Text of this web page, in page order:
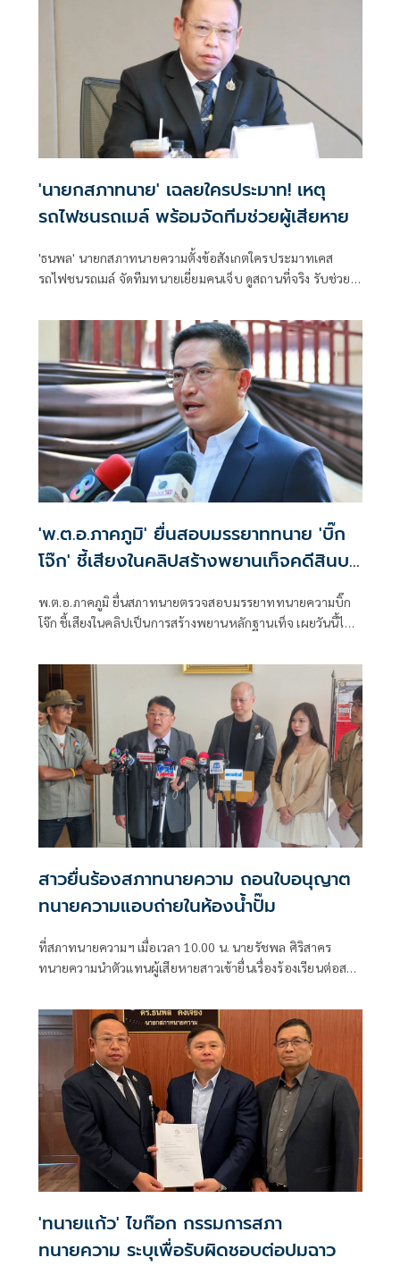
'นายกสภาทนาย' เฉลยใครประมาท! เหตุ
รถไฟชนรถเมล์ พร้อมจัดทีมช่วยผู้เสียหาย
'ธนพล' นายกสภาทนายความตั้งข้อสังเกตใครประมาทเคส
รถไฟชนรถเมล์ จัดทีมทนายเยี่ยมคนเจ็บ ดูสถานที่จริง รับช่วย
ขสมก.'
'พ.ต.อ.ภาคภูมิ' ยื่นสอบมรรยาททนาย 'บิ๊ก
โจ๊ก' ชี้เสียงในคลิปสร้างพยานเท็จคดีสินบน
พ.ต.อ.ภาคภูมิ ยื่นสภาทนายตรวจสอบมรรยาททนายความบิ๊ก
โจ๊ก ชี้เสียงในคลิปเป็นการสร้างพยานหลักฐานเท็จ เผยวันนี้ได้
ความก็ต้องว่ากันไป
สาวยื่นร้องสภาทนายความ ถอนใบอนุญาต
ทนายความแอบถ่ายในห้องน้ำปั๊ม
ที่สภาทนายความฯ เมื่อเวลา 10.00 น. นายรัชพล ศิริสาคร
ทนายความนำตัวแทนผู้เสียหายสาวเข้ายื่นเรื่องร้องเรียนต่อสภา
'ทนายแก้ว' ไขก๊อก กรรมการสภา
ทนายความ ระบุเพื่อรับผิดชอบต่อปมฉาว